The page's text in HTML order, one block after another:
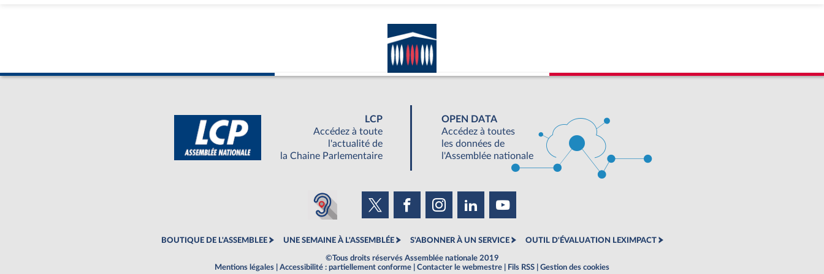
LCP
Accédez à toute
l'actualité de
la Chaine Parlementaire
OPEN DATA
Accédez à toutes
les données de
l'Assemblée nationale
BOUTIQUE DE L'ASSEMBLEE UNE SEMAINE À L'ASSEMBLÉE S'ABONNER À UN SERVICE OUTIL D'ÉVALUATION LEXIMPACT
©Tous droits réservés Assemblée nationale 2019
Mentions légales
Accessibilité : partiellement conforme Contacter le webmestre Fils RSS
Gestion des cookies